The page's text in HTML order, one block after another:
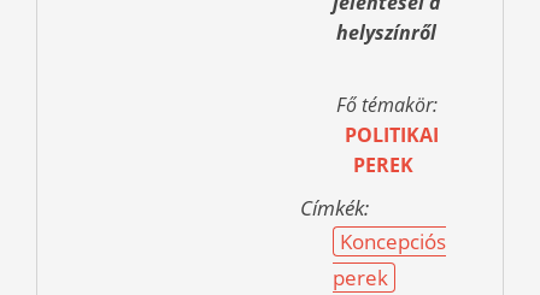
helyszínről
Fő témakör:
POLITIKAI
PEREK
Címkék:
Koncepciós
perek